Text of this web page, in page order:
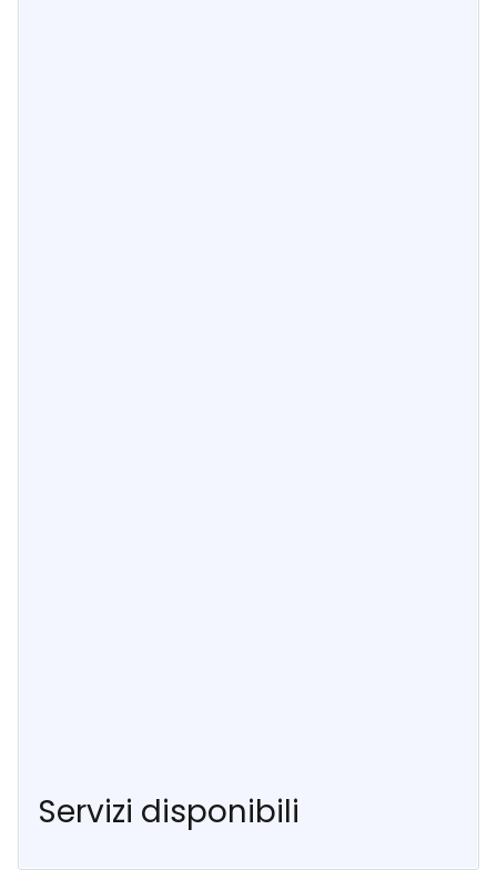
Servizi disponibili